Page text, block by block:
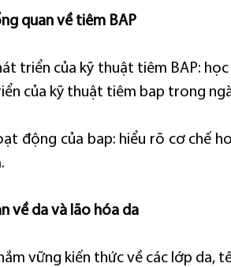
quan về tiêm BAP
triển của kỹ thuật tiêm BAP:
của kỹ thuật tiêm bap trong
động của bap: hiểu rõ cơ chế
về da và lão hóa da
vững kiến thức về các lớp da,